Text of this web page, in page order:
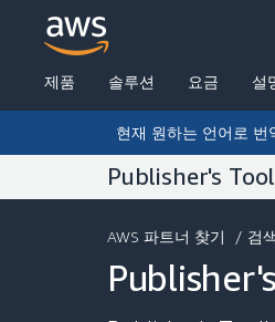
제품 솔루션 요금 설
현재 원하는 언어로 번
Publisher's
AWS 파트너 찾기 / 검